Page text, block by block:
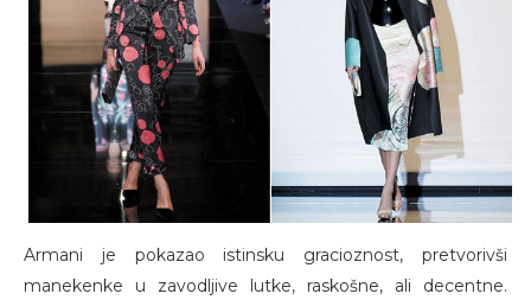
Armani je pokazao istinsku gracioznost, pretvorivši
manekenke u zavodljive lutke, raskošne, ali decentne.